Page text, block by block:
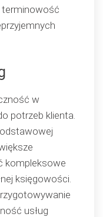
w
potrzeb klienta.
kompleksowe
księgowości.
usług